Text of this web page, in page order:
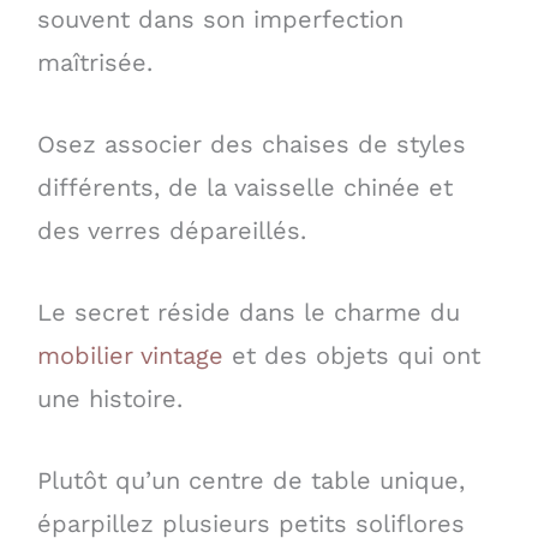
souvent dans son imperfection
maîtrisée.
Osez associer des chaises de styles
différents, de la vaisselle chinée et
des verres dépareillés.
Le secret réside dans le charme du
mobilier vintage et des objets qui ont
une histoire.
Plutôt qu’un centre de table unique,
éparpillez plusieurs petits soliflores